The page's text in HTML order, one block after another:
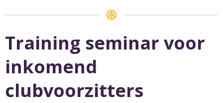
Training seminar voor
inkomend
clubvoorzitters